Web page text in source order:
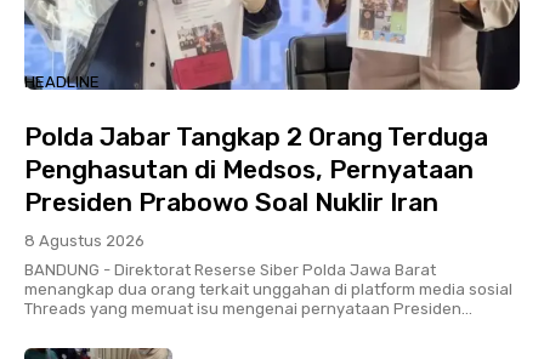
HEADLINE
Polda Jabar Tangkap 2 Orang Terduga
Penghasutan di Medsos, Pernyataan
Presiden Prabowo Soal Nuklir Iran
8 Agustus 2026
BANDUNG - Direktorat Reserse Siber Polda Jawa Barat
menangkap dua orang terkait unggahan di platform media sosial
Threads yang memuat isu mengenai pernyataan Presiden...